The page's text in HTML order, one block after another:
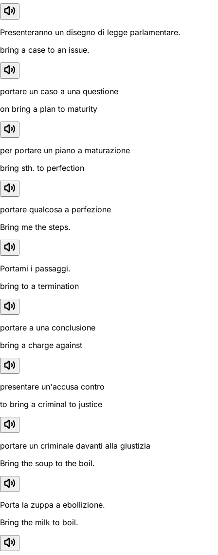
Presenteranno un disegno di legge parlamentare.
bring a case to an issue.
portare un caso a una questione
on bring a plan to maturity
per portare un piano a maturazione
bring sth. to perfection
portare qualcosa a perfezione
Bring me the steps.
Portami i passaggi.
bring to a termination
portare a una conclusione
bring a charge against
presentare un'accusa contro
to bring a criminal to justice
portare un criminale davanti alla giustizia
Bring the soup to the boil.
Porta la zuppa a ebollizione.
Bring the milk to boil.